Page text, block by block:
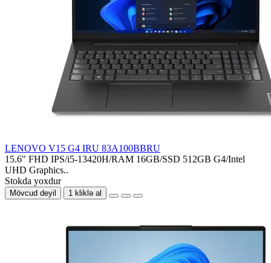
LENOVO V15 G4 IRU 83A100BBRU
15.6" FHD IPS/i5-13420H/RAM 16GB/SSD 512GB G4/Intel
UHD Graphics..
Stokda yoxdur
Mövcud deyil 1 kliklə al